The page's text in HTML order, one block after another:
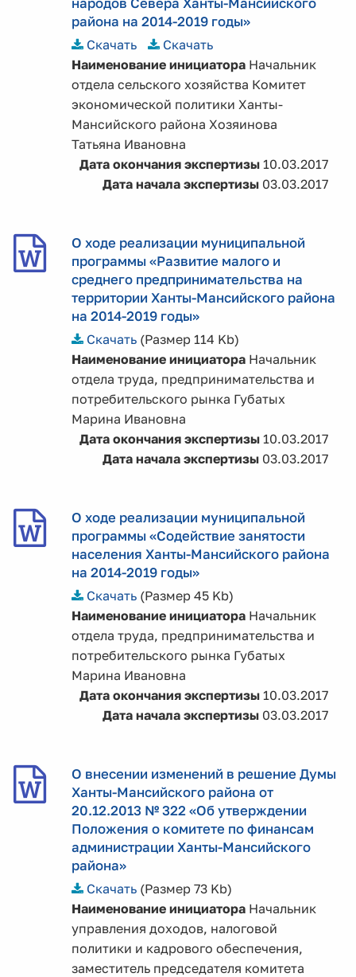
народов Севера Ханты-Мансийского
района на 2014-2019 годы»
Скачать
Скачать
Наименование инициатора Начальник
отдела сельского хозяйства Комитет
экономической политики Ханты-
Мансийского района Хозяинова
Татьяна Ивановна
Дата окончания экспертизы10.03.2017
Дата начала экспертизы03.03.2017
О ходе реализации муниципальной
программы «Развитие малого и
среднего предпринимательства на
территории Ханты-Мансийского района
на 2014-2019 годы»
Скачать(Размер 114 Kb)
Наименование инициатора Начальник
отдела труда, предпринимательства и
потребительского рынка Губатых
Марина Ивановна
Дата окончания экспертизы10.03.2017
Дата начала экспертизы03.03.2017
О ходе реализации муниципальной
программы «Содействие занятости
населения Ханты-Мансийского района
на 2014-2019 годы»
Скачать(Размер 45 Kb)
Наименование инициатора Начальник
отдела труда, предпринимательства и
потребительского рынка Губатых
Марина Ивановна
Дата окончания экспертизы10.03.2017
Дата начала экспертизы03.03.2017
О внесении изменений в решение Думы
Ханты-Мансийского района от
20.12.2013 № 322 «Об утверждении
Положения о комитете по финансам
администрации Ханты-Мансийского
района»
Скачать(Размер 73 Kb)
Наименование инициатора Начальник
управления доходов, налоговой
политики и кадрового обеспечения,
заместитель председателя комитета